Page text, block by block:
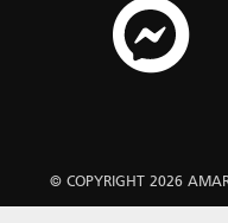
© COPYRIGHT 2026